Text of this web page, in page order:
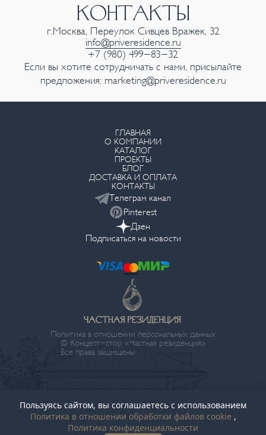
КОНТАКТЫ
г.Москва, Переулок Сивцев Вражек, 32
info@priveresidence.ru
+7 (980) 499-83-32
Если вы хотите сотрудничать с нами, присылайте
предложения: marketing@priveresidence.ru
Пользуясь сайтом, вы соглашаетесь с использованием
Политика в отношении обработки файлов cookie ,
Политика конфиденциальности
ГЛАВНАЯ
О КОМПАНИИ
КАТАЛОГ
ПРОЕКТЫ
БЛОГ
ДОСТАВКА И ОПЛАТА
КОНТАКТЫ
Телеграм канал
Pinterest
Дзен
Подписаться на новости
Политика в отношении персональных данных
© Концепт-стор «Частная резиденция»
Все права защищены